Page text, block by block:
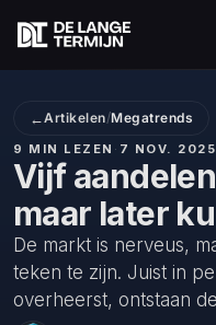
←Artikelen/Megatrends
9 MIN LEZEN · 7 NOV. 2025
Vijf
maar later
De markt is nerveus,
teken te zijn. Juist in
overheerst, ontstaan